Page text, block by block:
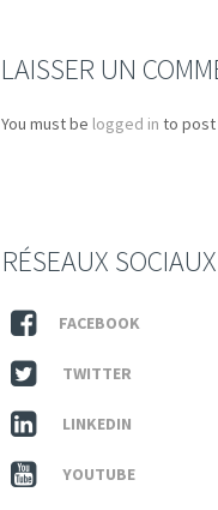
LAISSER UN
You must be logged in to post
RÉSEAUX SOCIAUX
FACEBOOK
TWITTER
LINKEDIN
YOUTUBE